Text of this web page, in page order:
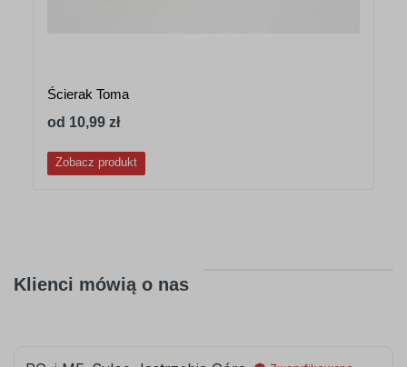
Ścierak Toma
od 10,99 zł
Zobacz produkt
Klienci mówią o nas